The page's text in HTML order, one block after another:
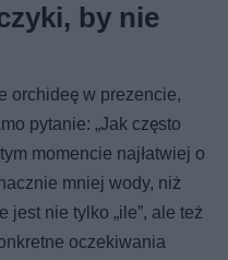
by nie
orchideę w prezencie,
pytanie: „Jak często
momencie najłatwiej o
mniej wody, niż
nie tylko „ile”, ale też
oczekiwania